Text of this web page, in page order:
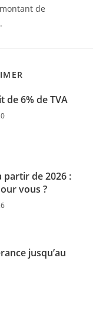
de
de 6% de TVA
partir de 2026 :
vous ?
jusqu’au